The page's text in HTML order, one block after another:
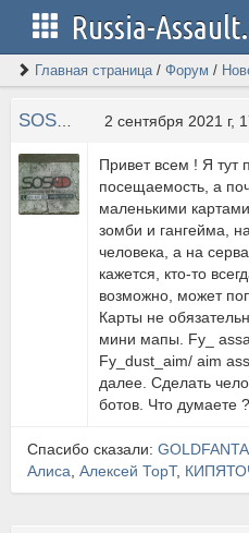
Russia-
Главная страница/ Форум /
2 сентября 2021 г,
Привет всем ! Я тут
посещаемость, а
маленькими
зомби и гангейма,
человека, а на
кажется, кто-то
возможно, может
Карты не
мини мапы. Fy_
Fy_dust_aim/ aim
далее. Сделать
ботов. Что думаете ?
Спасибо сказали:
Алиса Алексей ТорТ,